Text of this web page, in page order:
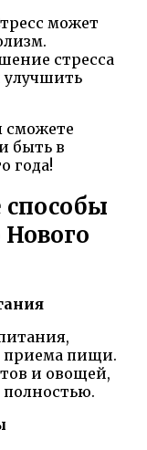
может
стресса
улучшить
сможете
быть в
года!
Нового
приема пищи.
и овощей,
полностью.